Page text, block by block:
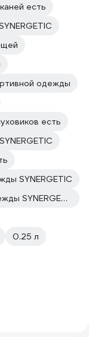
есть
одежды
есть
SYNERGETIC
Средства для стирки мембранной одежды SYNERGETIC
0.25 л